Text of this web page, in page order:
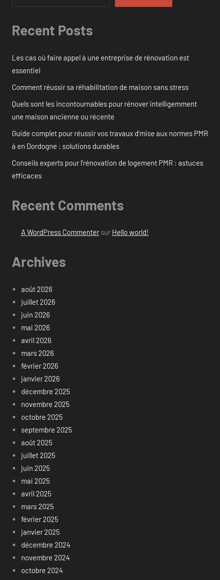
Recent Posts
Les cas où faire appel à une entreprise de rénovation est
essentiel
Comment réussir sa réhabilitation de maison sans stress
Quels sont les incontournables pour rénover intelligemment
une maison ancienne ou récente
Guide complet pour réussir vos travaux d’mise aux normes PMR
à en Dordogne : solutions durables
Conseils experts pour l’rénovation de logement PMR : astuces
efficaces
Recent Comments
A WordPress Commentersur Hello world!
Archives
août 2026
juillet 2026
juin 2026
mai 2026
avril 2026
mars 2026
février 2026
janvier 2026
décembre 2025
novembre 2025
octobre 2025
septembre 2025
août 2025
juillet 2025
juin 2025
mai 2025
avril 2025
mars 2025
février 2025
janvier 2025
décembre 2024
novembre 2024
octobre 2024